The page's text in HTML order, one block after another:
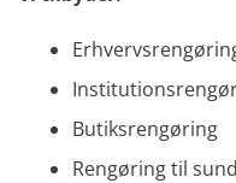
Butiksrengøring
Rengøring til